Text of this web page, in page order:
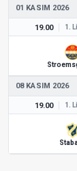
01 KASIM 2026
19.00 1.
08 KASIM 2026
19.00 1.